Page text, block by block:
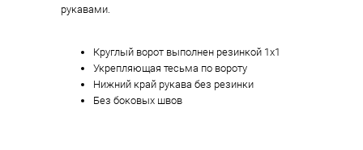
рукавами.
Круглый ворот выполнен резинкой 1х1
Укрепляющая тесьма по вороту
Нижний край рукава без резинки
Без боковых швов